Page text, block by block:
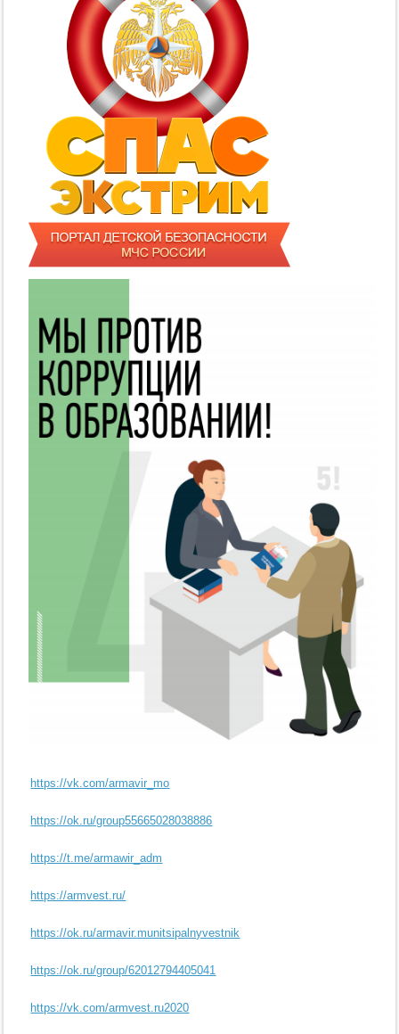
https://vk.com/armavir_mo
https://ok.ru/group55665028038886
https://t.me/armawir_adm
https://armvest.ru/
https://ok.ru/armavir.munitsipalnyvestnik
https://ok.ru/group/62012794405041
https://vk.com/armvest.ru2020